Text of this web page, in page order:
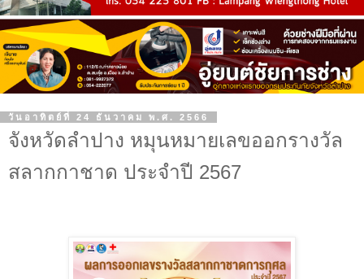
วันอาทิตย์ที่ 24 ธันวาคม พ.ศ. 2566
จังหวัดลำปาง หมุนหมายเลขออกรางวัล
สลากกาชาด ประจำปี 2567